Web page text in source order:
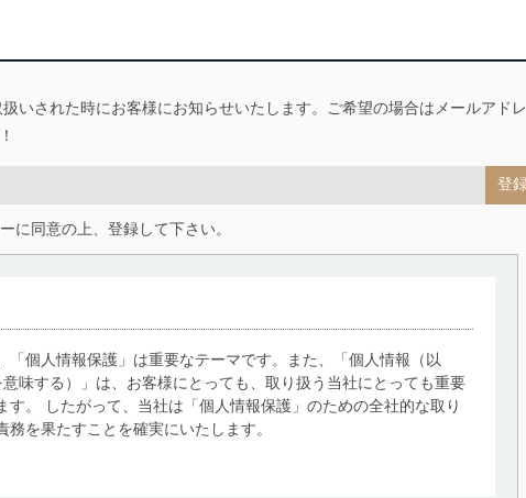
いされた時にお客様にお知らせいたします。ご希望の場合はメールアドレ
に同意の上、登録して下さい。
個人情報保護」は重要なテーマです。また、「個人情報（以
味する）」は、お客様にとっても、取り扱う当社にとっても重要
。 したがって、当社は「個人情報保護」のための全社的な取り
を果たすことを確実にいたします。